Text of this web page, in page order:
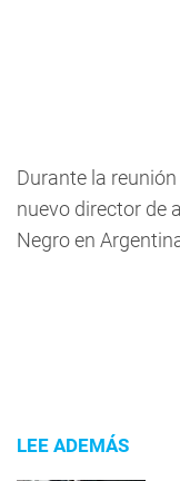
Durante la
nuevo director de
Negro en
LEE ADEMÁS